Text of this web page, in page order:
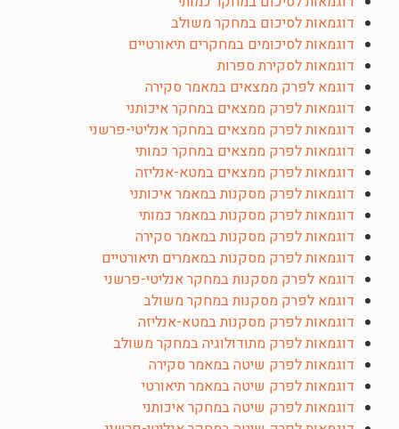
דוגמאות לסיכום במחקר משולב
דוגמאות לסיכומים במחקרים תיאורטיים
דוגמאות לסקירת ספרות
דוגמא לפרק ממצאים במאמר סקירה
דוגמאות לפרק ממצאים במחקר איכותני
דוגמאות לפרק ממצאים במחקר אנליטי-פרשני
דוגמאות לפרק ממצאים במחקר כמותי
דוגמאות לפרק ממצאים במטא-אנליזה
דוגמאות לפרק מסקנות במאמר איכותני
דוגמאות לפרק מסקנות במאמר כמותי
דוגמאות לפרק מסקנות במאמר סקירה
דוגמאות לפרק מסקנות במאמרים תיאורטיים
דוגמא לפרק מסקנות במחקר אנליטי-פרשני
דוגמא לפרק מסקנות במחקר משולב
דוגמאות לפרק מסקנות במטא-אנליזה
דוגמאות לפרק מתודולוגיה במחקר משולב
דוגמאות לפרק שיטה במאמר סקירה
דוגמאות לפרק שיטה במאמר תיאורטי
דוגמאות לפרק שיטה במחקר איכותני